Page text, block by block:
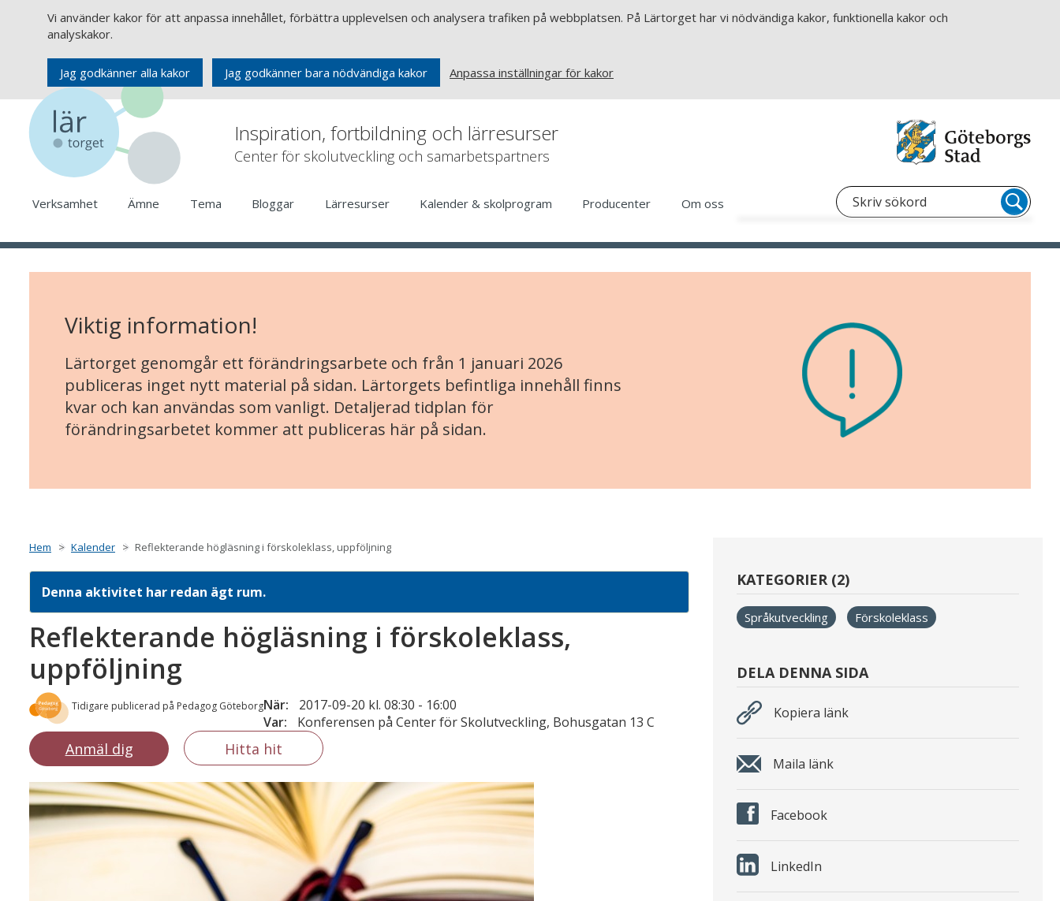
Vi använder kakor för att anpassa innehållet, förbättra upplevelsen och analysera trafiken på webbplatsen. På Lärtorget har vi nödvändiga kakor, funktionella kakor och
analyskakor.
Jag godkänner alla kakor Jag godkänner bara nödvändiga kakor Anpassa inställningar för kakor
Inspiration, fortbildning och lärresurser
Center för skolutveckling och samarbetspartners
Verksamhet Ämne Tema Bloggar Lärresurser Kalender & skolprogram Producenter Om oss
Viktig information!
Lärtorget genomgår ett förändringsarbete och från 1 januari 2026
publiceras inget nytt material på sidan. Lärtorgets befintliga innehåll finns
kvar och kan användas som vanligt. Detaljerad tidplan för
förändringsarbetet kommer att publiceras här på sidan.
Hem Kalender Reflekterande högläsning i förskoleklass, uppföljning
Denna aktivitet har redan ägt rum.
Reflekterande högläsning i förskoleklass,
uppföljning
Tidigare publicerad på Pedagog GöteborgNär: 2017-09-20 kl. 08:30 - 16:00
Var:
Konferensen på Center för Skolutveckling, Bohusgatan 13 C
Anmäl dig Hitta hit
KATEGORIER (2)
Språkutveckling Förskoleklass
DELA DENNA SIDA
Kopiera länk
Maila länk
Facebook
LinkedIn